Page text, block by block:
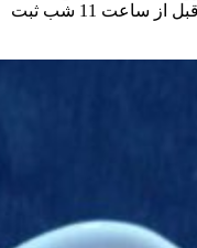
بندی و ارسال خواهد شد. اگر سفارش تا قبل از ساعت 11 شب ثبت